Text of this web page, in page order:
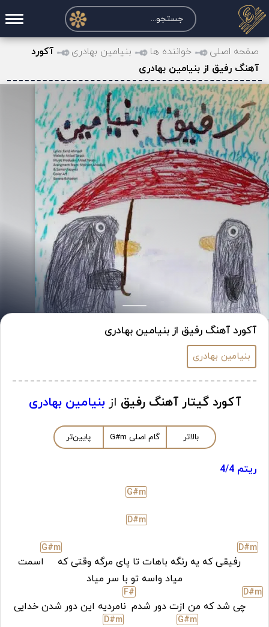
صفحه اصلی
درخواست آکورد
نت و تبلچر
تماس با ما
حساب کاربری
صفحه اصلی خواننده ها بنیامین بهادری
آکورد
آهنگ رفیق از بنیامین بهادری
آکورد آهنگ رفیق از بنیامین بهادری
بنیامین بهادری
آکورد گیتار آهنگ رفیق ازبنیامین بهادری
بالاتر گام اصلی G#m پایین‌تر
ریتم 4/4
G#m
D#m
D#m
رفیقی که یه رنگه باهات تا پای مرگه وقتی که
G#m
اسمت
میاد واسه تو با سر میاد
D#m
چی شد که من ازت دور شدم
F#
نامردیه این دور شدن خدایی
G#m
D#m